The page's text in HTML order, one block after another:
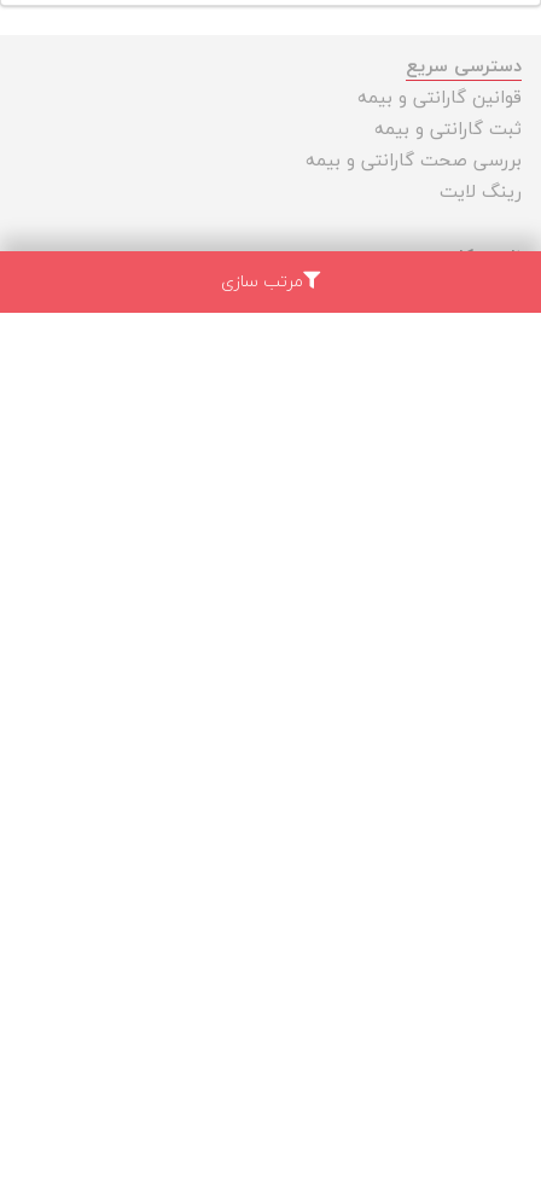
مرتب سازی
دسترسی سریع
قوانین گارانتی و بیمه
ثبت گارانتی و بیمه
بررسی صحت گارانتی و بیمه
رینگ لایت
ناحیه کاربری
ارتباط با ما